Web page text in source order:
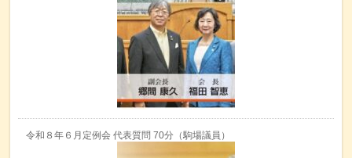
令和８年６月定例会 代表質問 70分（駒場議員）